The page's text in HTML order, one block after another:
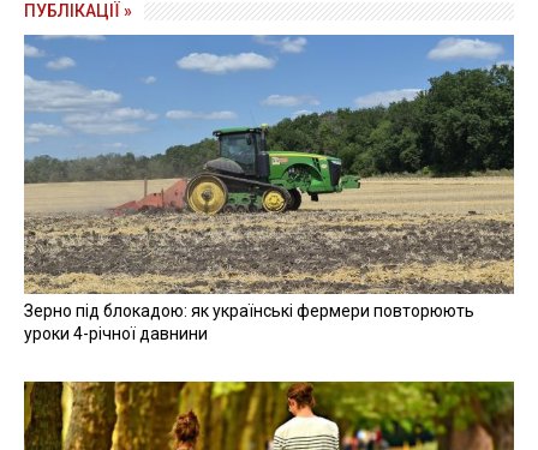
ПУБЛІКАЦІЇ »
Зерно під блокадою: як українські фермери повторюють
уроки 4-річної давнини